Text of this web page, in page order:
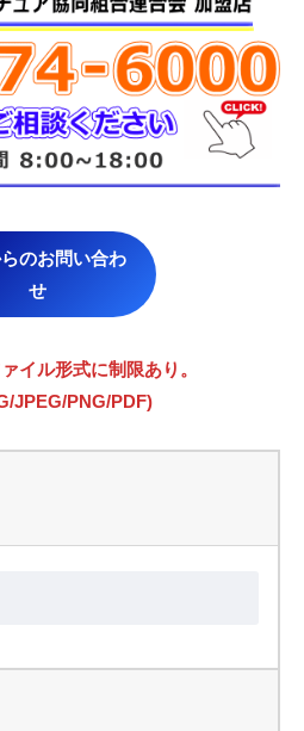
のお問い合わ
せ
イル形式に制限あり。
JPEG/PNG/PDF)